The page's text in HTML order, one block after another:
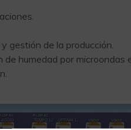
gestión de la producción.
humedad por microondas